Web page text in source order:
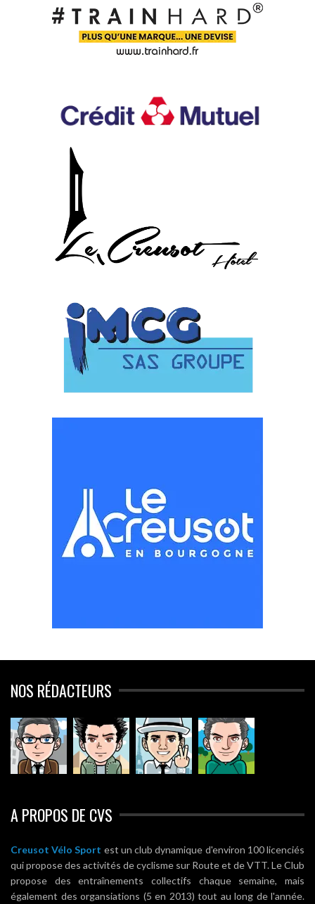
NOS RÉDACTEURS
A PROPOS DE CVS
Creusot Vélo Sport est un club dynamique d'environ 100 licenciés
qui propose des activités de cyclisme sur Route et de VTT. Le Club
propose des entraînements collectifs chaque semaine, mais
également des organsiations (5 en 2013) tout au long de l'année.